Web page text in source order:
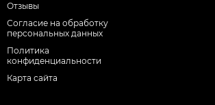
Отзывы
Согласие на обработку
персональных данных
Политика
конфиденциальности
Карта сайта